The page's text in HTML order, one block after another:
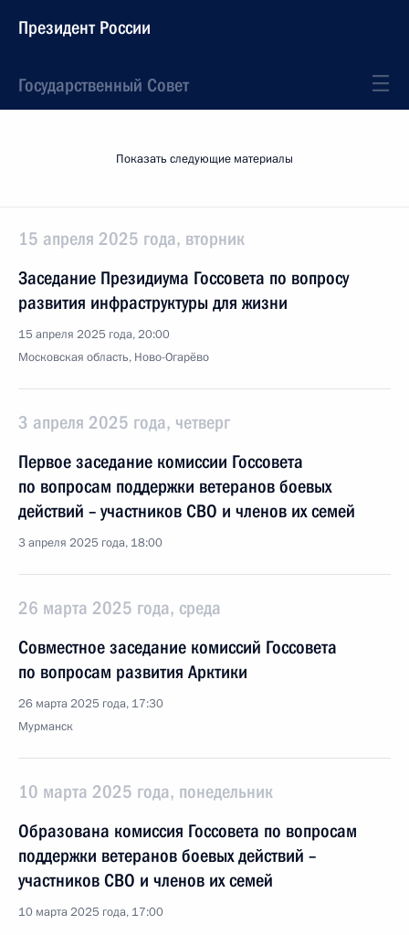
Президент России
Государственный Совет
Показать следующие материалы
15 апреля 2025 года, вторник
Заседание Президиума Госсовета по вопросу
развития инфраструктуры для жизни
15 апреля 2025 года, 20:00
Московская область, Ново-Огарёво
3 апреля 2025 года, четверг
Первое заседание комиссии Госсовета
по вопросам поддержки ветеранов боевых
действий – участников СВО и членов их семей
3 апреля 2025 года, 18:00
26 марта 2025 года, среда
Совместное заседание комиссий Госсовета
по вопросам развития Арктики
26 марта 2025 года, 17:30
Мурманск
10 марта 2025 года, понедельник
Образована комиссия Госсовета по вопросам
поддержки ветеранов боевых действий –
участников СВО и членов их семей
10 марта 2025 года, 17:00